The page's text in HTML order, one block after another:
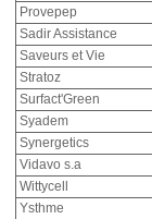
Provepep
Sadir Assistance
Saveurs et Vie
Stratoz
Surfact'Green
Syadem
Synergetics
Vidavo s.a
Wittycell
Ysthme